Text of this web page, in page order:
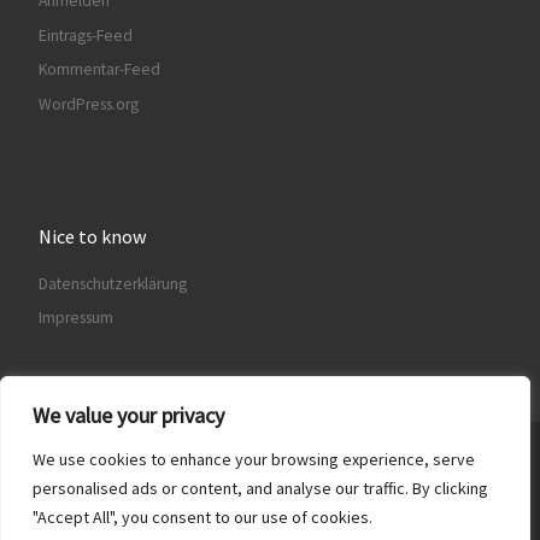
We value your privacy
We use cookies to enhance your browsing experience, serve
personalised ads or content, and analyse our traffic. By clicking
"Accept All", you consent to our use of cookies.
Eintrags-Feed
Kommentar-Feed
WordPress.org
Nice to know
Datenschutzerklärung
Impressum
© 2026Freundeskreis Sammlung de Weryha e.V.– Alle Rechte
vorbehalten
Präsentiert vonWP– Entworfen mit demCustomizr-Theme